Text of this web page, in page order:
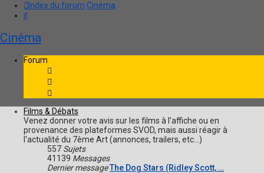
Index du forum Cinéma
Rechercher
Cinéma
Forum
Films & Débats
Venez donner votre avis sur les films à l'affiche ou en
provenance des plateformes SVOD, mais aussi réagir à
l'actualité du 7ème Art (annonces, trailers, etc...)
557 Sujets
41139 Messages
Dernier messageThe Dog Stars (Ridley Scott, …